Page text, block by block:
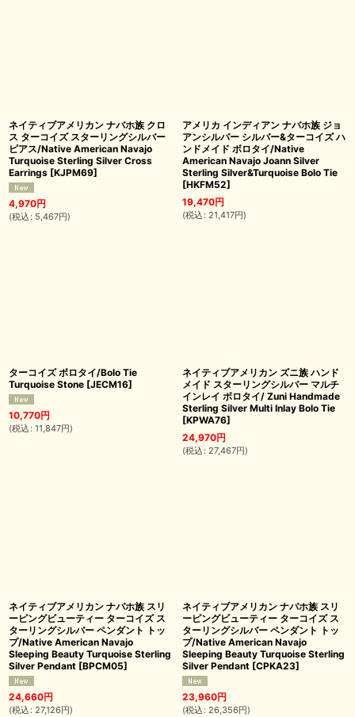
ネイティブアメリカン ナバホ族 クロ
ス ターコイズ スターリングシルバー
ピアス/Native American Navajo
Turquoise Sterling Silver Cross
Earrings [KJPM69]
4,970円
(税込 : 5,467円)
アメリカ インディアン ナバホ族 ジョ
アンシルバー シルバー&ターコイズ ハ
ンドメイド ボロタイ/Native
American Navajo Joann Silver
Sterling Silver&Turquoise Bolo Tie
[HKFM52]
19,470円
(税込 : 21,417円)
ターコイズ ボロタイ/Bolo Tie
Turquoise Stone [JECM16]
10,770円
(税込 : 11,847円)
ネイティブアメリカン ズニ族 ハンド
メイド スターリングシルバー マルチ
インレイ ボロタイ/ Zuni Handmade
Sterling Silver Multi Inlay Bolo Tie
[KPWA76]
24,970円
(税込 : 27,467円)
ネイティブアメリカン ナバホ族 スリ
ーピングビューティー ターコイズ ス
ターリングシルバー ペンダント トッ
プ/Native American Navajo
Sleeping Beauty Turquoise Sterling
Silver Pendant [BPCM05]
24,660円
(税込 : 27,126円)
ネイティブアメリカン ナバホ族 スリ
ーピングビューティー ターコイズ ス
ターリングシルバー ペンダント トッ
プ/Native American Navajo
Sleeping Beauty Turquoise Sterling
Silver Pendant [CPKA23]
23,960円
(税込 : 26,356円)